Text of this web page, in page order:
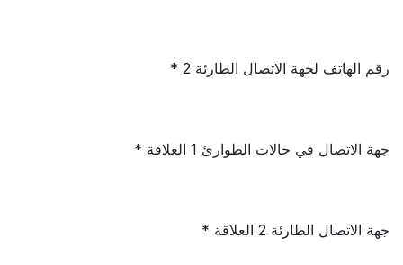
رقم الهاتف لجهة الاتصال الطارئة 2 *
جهة الاتصال في حالات الطوارئ 1 العلاقة *
جهة الاتصال الطارئة 2 العلاقة *